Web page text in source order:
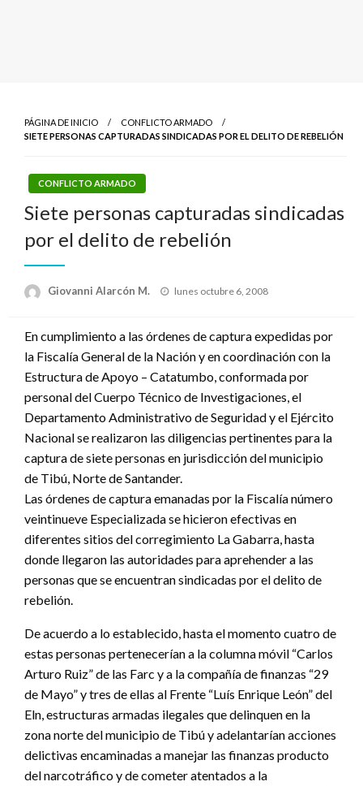
PÁGINA DE INICIO
CONFLICTO ARMADO
SIETE PERSONAS CAPTURADAS SINDICADAS POR EL DELITO DE REBELIÓN
CONFLICTO ARMADO
Siete personas capturadas sindicadas
por el delito de rebelión
Giovanni Alarcón M.
Publicado
lunes octubre 6, 2008
En cumplimiento a las órdenes de captura expedidas por
la Fiscalía General de la Nación y en coordinación con la
Estructura de Apoyo – Catatumbo, conformada por
personal del Cuerpo Técnico de Investigaciones, el
Departamento Administrativo de Seguridad y el Ejército
Nacional se realizaron las diligencias pertinentes para la
captura de siete personas en jurisdicción del municipio
de Tibú, Norte de Santander.
Las órdenes de captura emanadas por la Fiscalía número
veintinueve Especializada se hicieron efectivas en
diferentes sitios del corregimiento La Gabarra, hasta
donde llegaron las autoridades para aprehender a las
personas que se encuentran sindicadas por el delito de
rebelión.
De acuerdo a lo establecido, hasta el momento cuatro de
estas personas pertenecerían a la columna móvil “Carlos
Arturo Ruiz” de las Farc y a la compañía de finanzas “29
de Mayo” y tres de ellas al Frente “Luís Enrique León” del
Eln, estructuras armadas ilegales que delinquen en la
zona norte del municipio de Tibú y adelantarían acciones
delictivas encaminadas a manejar las finanzas producto
del narcotráfico y de cometer atentados a la